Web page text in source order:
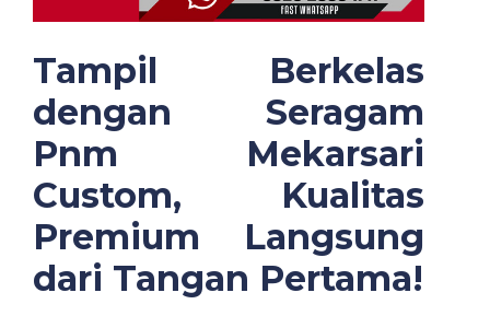
Tampil Berkelas
dengan Seragam
Pnm Mekarsari
Custom, Kualitas
Premium Langsung
dari Tangan Pertama!